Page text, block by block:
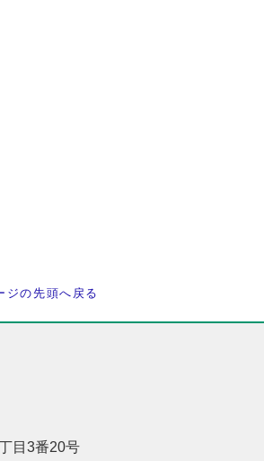
ジの先頭へ戻る
目3番20号